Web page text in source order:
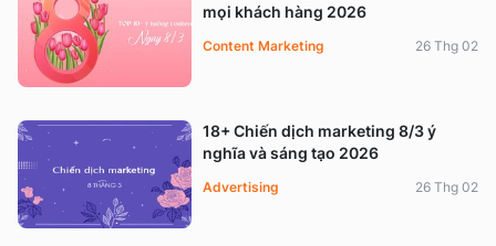
mọi khách hàng 2026
Content Marketing 26 Thg 02
18+ Chiến dịch marketing 8/3 ý
nghĩa và sáng tạo 2026
Advertising 26 Thg 02